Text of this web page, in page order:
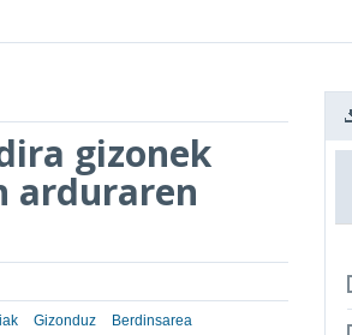
gizonek
arduraren
Gizonduz Berdinsarea